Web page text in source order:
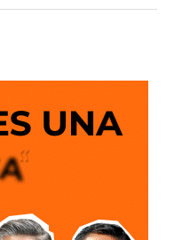
la infraestructura
María G. Costilla y
La Victoria,
la red de drenaje en la
mejora el desalojo
las colonias